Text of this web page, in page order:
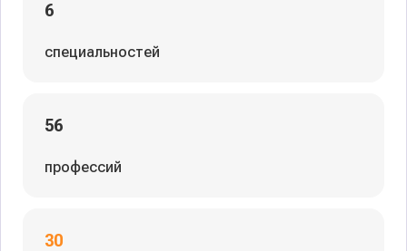
6
специальностей
56
профессий
30